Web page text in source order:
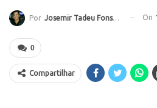
Por Josemir Tadeu Fonseca On
0
Compartilhar